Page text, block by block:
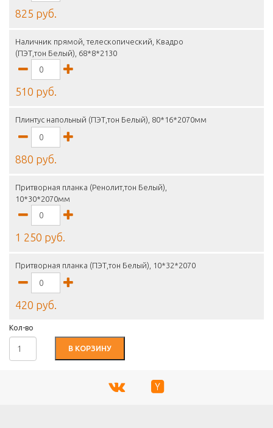
825 руб.
Наличник прямой, телескопический, Квадро
(ПЭТ,тон Белый), 68*8*2130
510 руб.
Плинтус напольный (ПЭТ,тон Белый), 80*16*2070мм
880 руб.
Притворная планка (Ренолит,тон Белый),
10*30*2070мм
1 250 руб.
Притворная планка (ПЭТ,тон Белый), 10*32*2070
420 руб.
Кол-во
В КОРЗИНУ